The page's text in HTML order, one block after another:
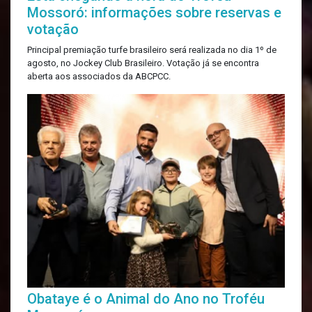
Mossoró: informações sobre reservas e
votação
Principal premiação turfe brasileiro será realizada no dia 1º de
agosto, no Jockey Club Brasileiro. Votação já se encontra
aberta aos associados da ABCPCC.
Obataye é o Animal do Ano no Troféu